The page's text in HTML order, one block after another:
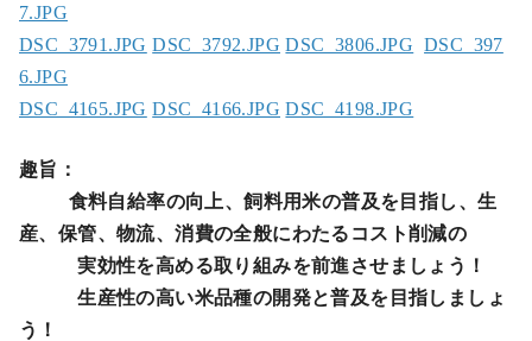
7.JPG
DSC_3791.JPG DSC_3792.JPG DSC_3806.JPG DSC_397
6.JPG
DSC_4165.JPG DSC_4166.JPG DSC_4198.JPG
趣旨：
食料自給率の向上、飼料用米の普及を目指し、生
産、保管、物流、消費の全般にわたるコスト削減の
実効性を高める取り組みを前進させましょう！
生産性の高い米品種の開発と普及を目指しましょ
う！